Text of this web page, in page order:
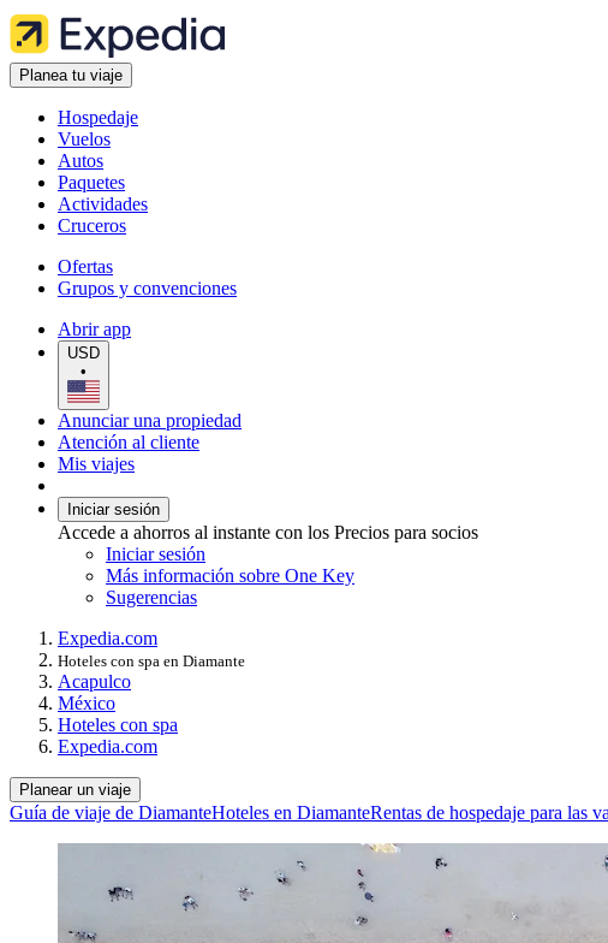
Planea tu viaje
Hospedaje
Vuelos
Autos
Paquetes
Actividades
Cruceros
Ofertas
Grupos y convenciones
Abrir app
USD
•
Anunciar una propiedad
Atención al cliente
Mis viajes
Iniciar sesión
Accede a ahorros al instante con los Precios para socios
Iniciar sesión
Más información sobre One Key
Sugerencias
Expedia.com
Hoteles con spa en Diamante
Acapulco
México
Hoteles con spa
Expedia.com
Planear un viaje
Guía de viaje de DiamanteHoteles en DiamanteRentas de hospedaje para las